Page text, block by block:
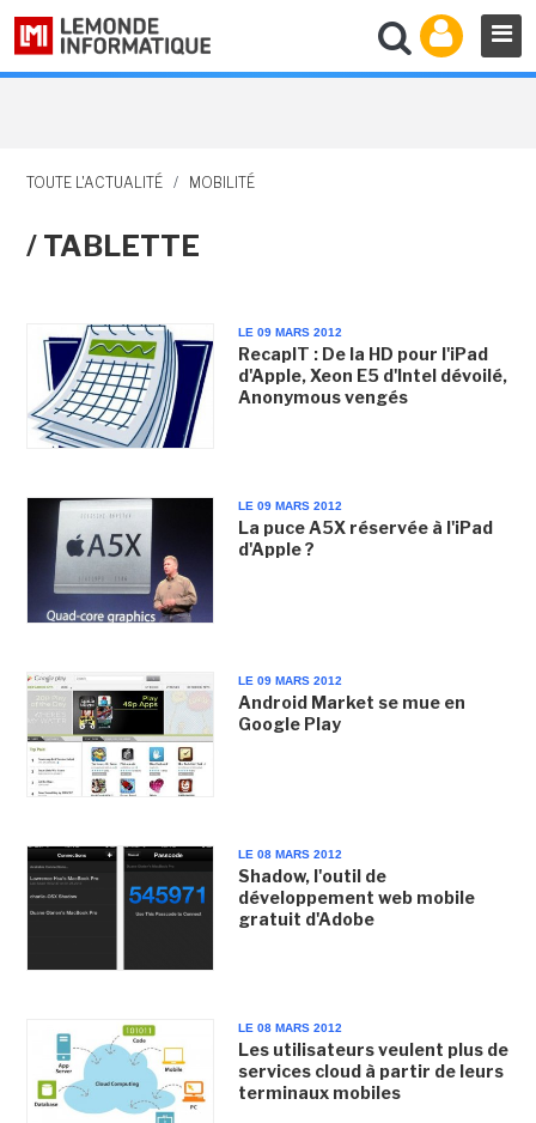
TOUTE L'ACTUALITÉ / MOBILITÉ
/ TABLETTE
LE 09 MARS 2012
RecapIT : De la HD pour l'iPad
d'Apple, Xeon E5 d'Intel dévoilé,
Anonymous vengés
LE 09 MARS 2012
La puce A5X réservée à l'iPad
d'Apple ?
LE 09 MARS 2012
Android Market se mue en
Google Play
LE 08 MARS 2012
Shadow, l'outil de
développement web mobile
gratuit d'Adobe
LE 08 MARS 2012
Les utilisateurs veulent plus de
services cloud à partir de leurs
terminaux mobiles